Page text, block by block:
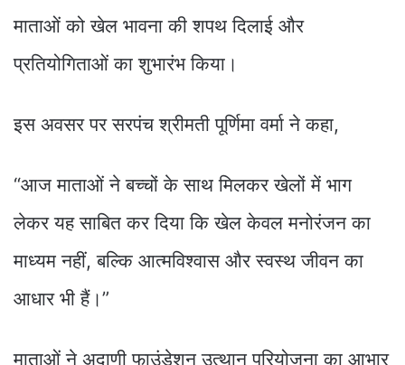
माताओं को खेल भावना की शपथ दिलाई और
प्रतियोगिताओं का शुभारंभ किया।
इस अवसर पर सरपंच श्रीमती पूर्णिमा वर्मा ने कहा,
“आज माताओं ने बच्चों के साथ मिलकर खेलों में भाग
लेकर यह साबित कर दिया कि खेल केवल मनोरंजन का
माध्यम नहीं, बल्कि आत्मविश्वास और स्वस्थ जीवन का
आधार भी हैं।”
माताओं ने अदाणी फाउंडेशन उत्थान परियोजना का आभार